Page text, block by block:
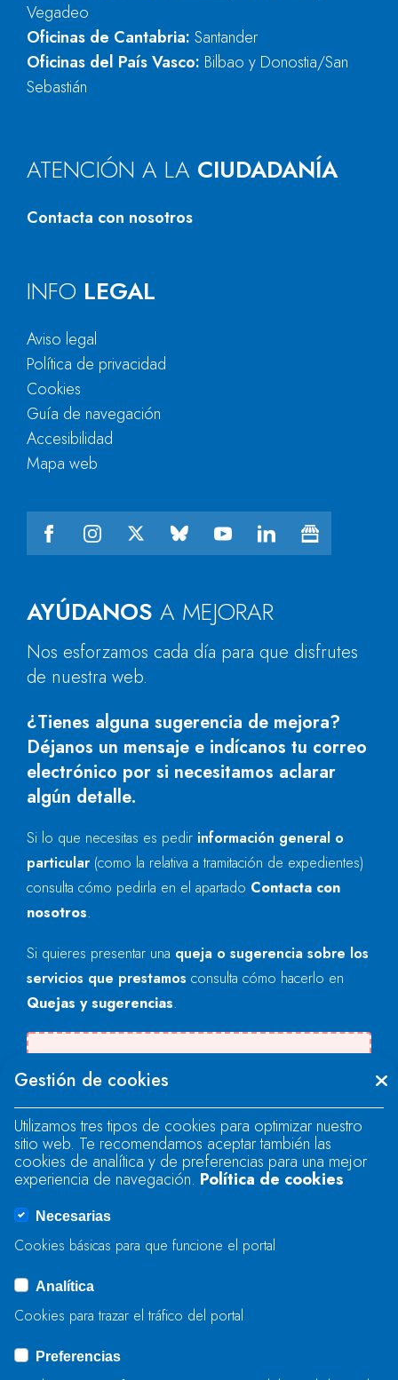
Vegadeo
Oficinas de Cantabria: Santander
Oficinas del País Vasco: Bilbao y Donostia/San
Sebastián
ATENCIÓN A LA CIUDADANÍA
Contacta con nosotros
AYÚDANOS A MEJORAR
Nos esforzamos cada día para que disfrutes
de nuestra web.
¿Tienes alguna sugerencia de mejora?
Déjanos un mensaje e indícanos tu correo
electrónico por si necesitamos aclarar
algún detalle.
Si lo que necesitas es pedir información general o
particular (como la relativa a tramitación de expedientes)
consulta cómo pedirla en el apartado Contacta con
nosotros.
Si quieres presentar una queja o sugerencia sobre los
servicios que prestamos consulta cómo hacerlo en
Quejas y sugerencias.
"text".
Se produjo un error al cargar el campo
"text".
Se produjo un error al cargar el campo
ENVIAR
INFO LEGAL
Aviso legal
Política de privacidad
Cookies
Guía de navegación
Accesibilidad
Mapa web
Gestión de cookies
Utilizamos tres tipos de cookies para optimizar nuestro
sitio web. Te recomendamos aceptar también las
cookies de analítica y de preferencias para una mejor
experiencia de navegación. Política de cookies
Necesarias
Cookies básicas para que funcione el portal
Analítica
Cookies para trazar el tráfico del portal
Preferencias